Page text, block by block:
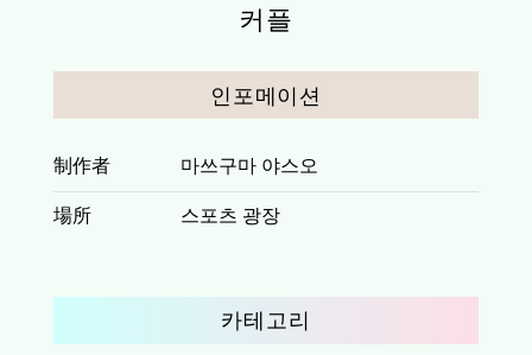
추천 코스
소조로 조잔케이
Download
다운로드
보도 자료
Other
커플
인포메이션
制作者
마쓰구마 야스오
場所
스포츠 광장
카테고리